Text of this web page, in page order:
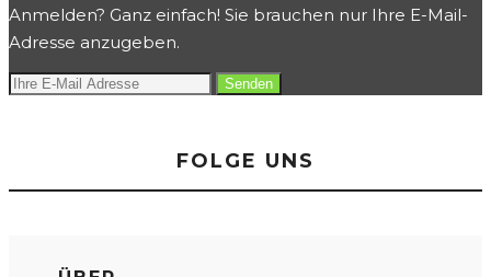
Anmelden? Ganz einfach! Sie brauchen nur Ihre E-Mail-
Adresse anzugeben.
FOLGE UNS